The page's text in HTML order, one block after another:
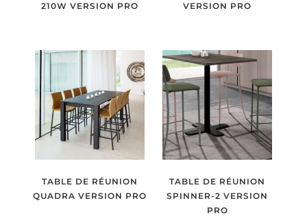
210W VERSION PRO
VERSION PRO
TABLE DE RÉUNION
QUADRA VERSION PRO
TABLE DE RÉUNION
SPINNER-2 VERSION
PRO